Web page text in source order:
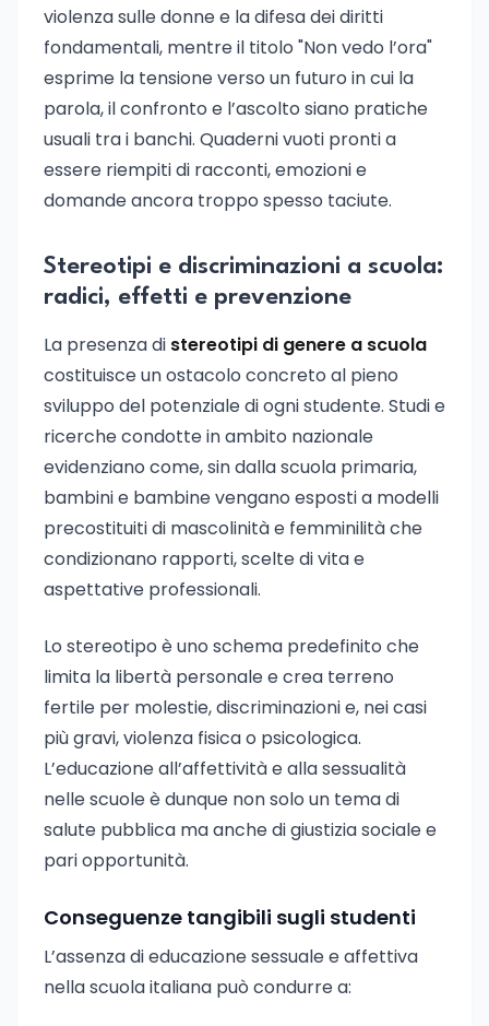
violenza sulle donne e la difesa dei diritti
fondamentali, mentre il titolo "Non vedo l’ora"
esprime la tensione verso un futuro in cui la
parola, il confronto e l’ascolto siano pratiche
usuali tra i banchi. Quaderni vuoti pronti a
essere riempiti di racconti, emozioni e
domande ancora troppo spesso taciute.
Stereotipi e discriminazioni a scuola:
radici, effetti e prevenzione
La presenza di stereotipi di genere a scuola
costituisce un ostacolo concreto al pieno
sviluppo del potenziale di ogni studente. Studi e
ricerche condotte in ambito nazionale
evidenziano come, sin dalla scuola primaria,
bambini e bambine vengano esposti a modelli
precostituiti di mascolinità e femminilità che
condizionano rapporti, scelte di vita e
aspettative professionali.
Lo stereotipo è uno schema predefinito che
limita la libertà personale e crea terreno
fertile per molestie, discriminazioni e, nei casi
più gravi, violenza fisica o psicologica.
L’educazione all’affettività e alla sessualità
nelle scuole è dunque non solo un tema di
salute pubblica ma anche di giustizia sociale e
pari opportunità.
Conseguenze tangibili sugli studenti
L’assenza di educazione sessuale e affettiva
nella scuola italiana può condurre a: